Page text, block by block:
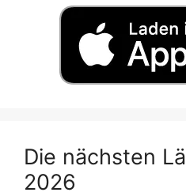
Die nächsten
2026